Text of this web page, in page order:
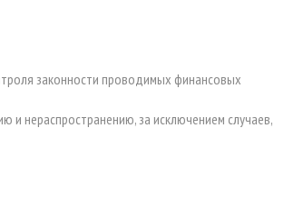
законности проводимых финансовых
нераспространению, за исключением случаев,